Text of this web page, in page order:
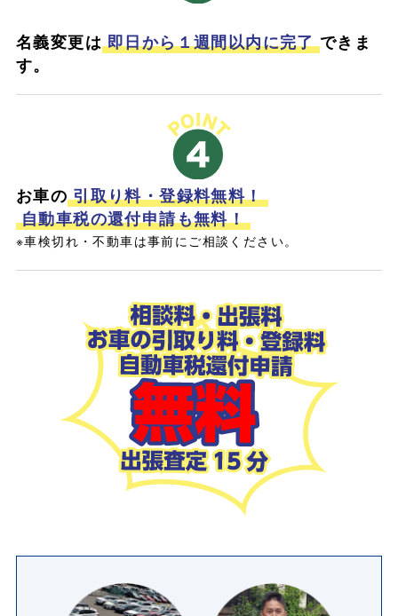
名義変更は 即日から１週間以内に完了 できま
す。
お車の 引取り料・登録料無料！
自動車税の還付申請も無料！
※車検切れ・不動車は事前にご相談ください。